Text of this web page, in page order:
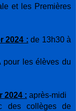
et les Premières
2024 : de 13h30 à
pour les élèves du
2024 : après-midi
des collèges de